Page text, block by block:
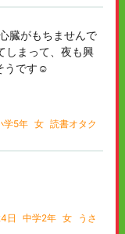
臓がもちませんで
まって、夜も興
うです☺️
学5年 女 読書オタク
日 中学2年 女 うさ